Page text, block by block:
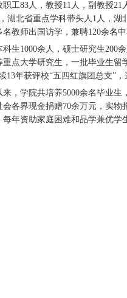
职工83人，教授11人，副教授
湖北省重点学科带头人1人，湖
教师出国访学，兼聘120余名
科生1000余人，硕士研究生200
重点大学研究生，一批毕业生留
13年获评校“五四红旗团总支”
来，学院共培养5000余名毕业
各界现金捐赠70余万元，实物
年资助家庭困难和品学兼优学